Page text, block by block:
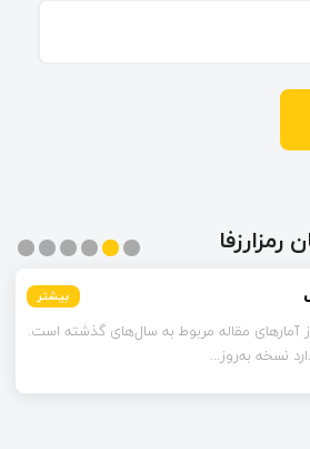
بیشتر
بیشتر
آمارهای مقاله مربوط به سال‌های گذشته است.
نسخه به‌روز...
بیشتر
بیشتر
بیشتر
بیشتر